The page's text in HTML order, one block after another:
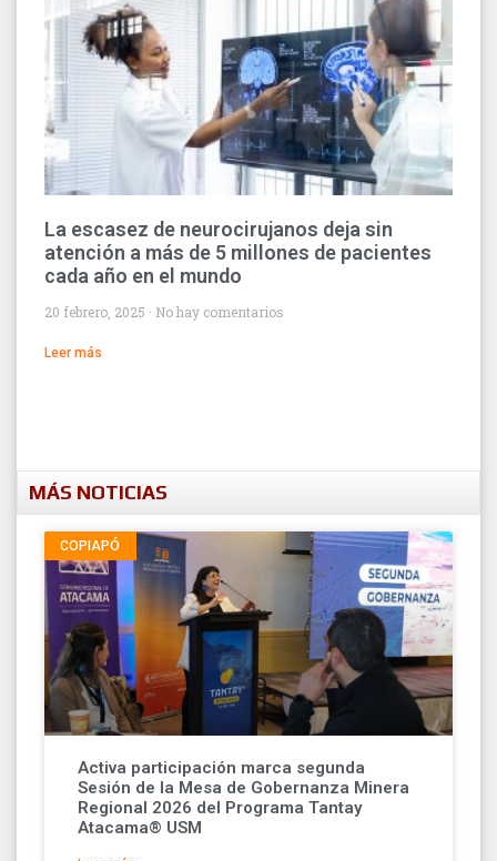
La escasez de neurocirujanos deja sin
atención a más de 5 millones de pacientes
cada año en el mundo
20 febrero, 2025 No hay comentarios
Leer más
MÁS NOTICIAS
COPIAPÓ
Activa participación marca segunda
Sesión de la Mesa de Gobernanza Minera
Regional 2026 del Programa Tantay
Atacama® USM